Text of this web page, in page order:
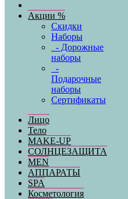
Акции %
Скидки
Наборы
- Дорожные
наборы
-
Подарочные
наборы
Сертификаты
Лицо
Тело
MAKE-UP
СОЛНЦЕЗАЩИТА
MEN
АППАРАТЫ
SPA
Косметология